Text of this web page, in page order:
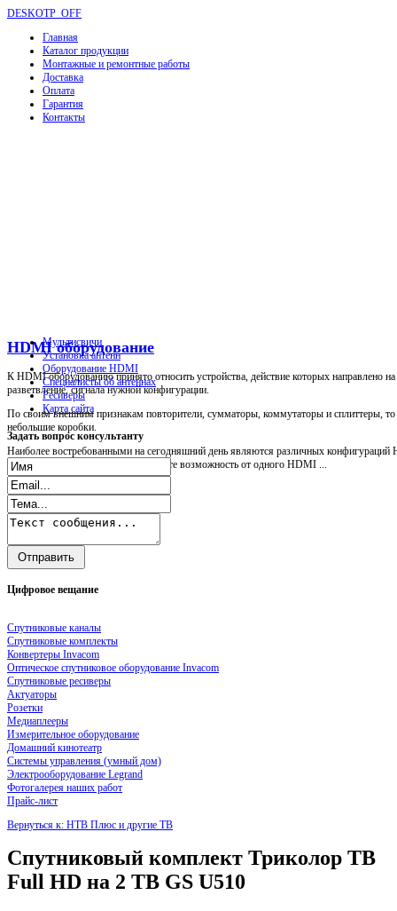
DESKOTP_OFF
Главная
Каталог продукции
Монтажные и ремонтные работы
Доставка
Оплата
Гарантия
Контакты
HDMI оборудование
К HDMI оборудованию принято относить устройства, действие которых направлено
разветвление, сигнала нужной конфигурации.
По своим внешним признакам повторители, сумматоры, коммутаторы и сплиттеры,
небольшие коробки.
Наиболее востребованными на сегодняшний день являются различных
Посредством HDMI splitter вы имеете возможность от одного HDMI ...
Мультисвичи
Установка антенн
Оборудование HDMI
Специалисты об антеннах
Ресиверы
Карта сайта
Задать вопрос консультанту
Цифровое вещание
Спутниковые каналы
Спутниковые комплекты
Конвертеры Invacom
Оптическое спутниковое оборудование Invacom
Спутниковые ресиверы
Актуаторы
Розетки
Медиаплееры
Измерительное оборудование
Домашний кинотеатр
Системы управления (умный дом)
Электрооборудование Legrand
Фотогалерея наших работ
Прайс-лист
Вернуться к: НТВ Плюс и другие ТВ
Спутниковый комплект Триколор ТВ
Full HD на 2 ТВ GS U510